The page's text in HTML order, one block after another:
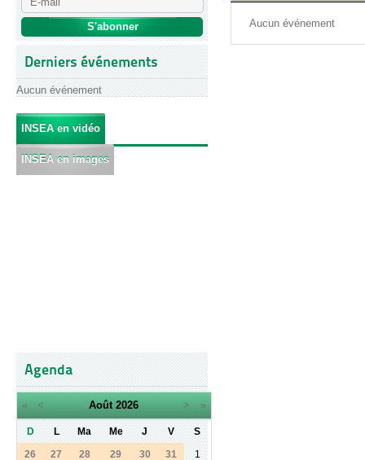
Derniers événements
Aucun événement
INSEA en vidéo
INSEA en images
Agenda
« < Août 2026 > »
D L Ma Me J V
S
26
27 28 29 30 31
1
Aucun événement